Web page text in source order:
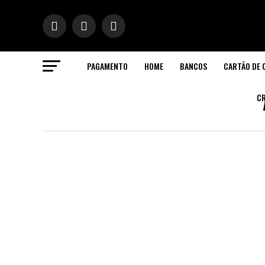
PAGAMENTO HOME BANCOS CARTÃO DE